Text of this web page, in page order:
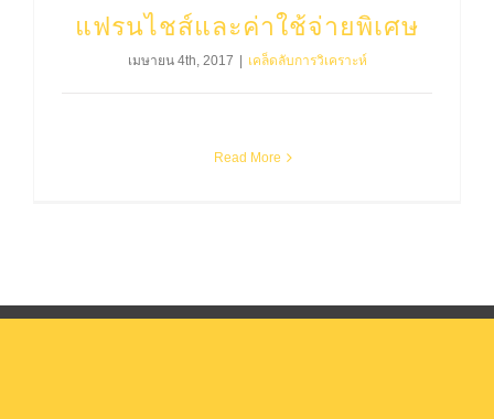
แฟรนไชส์และค่าใช้จ่ายพิเศษ
เมษายน 4th, 2017 | เคล็ดลับการวิเคราะห์
Read More